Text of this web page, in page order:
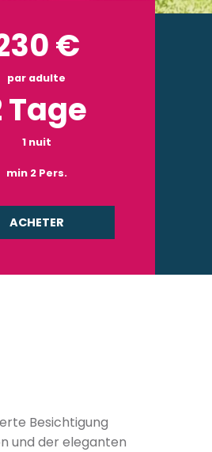
€
par adulte
Tage
1 nuit
min 2 Pers.
ACHETER
Besichtigung
und der eleganten